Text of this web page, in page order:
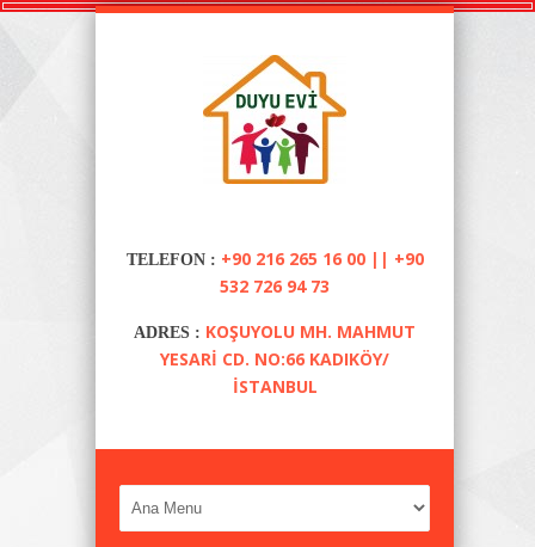
TELEFON : +90 216 265 16 00 || +90
532 726 94 73
ADRES : KOŞUYOLU MH. MAHMUT
YESARI CD. NO:66 KADIKÖY/
İSTANBUL